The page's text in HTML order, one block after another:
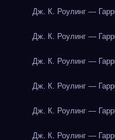
Дж. К. Роулинг —
Дж. К. Роулинг —
Дж. К. Роулинг —
Дж. К. Роулинг —
Дж. К. Роулинг —
Дж. К. Роулинг —